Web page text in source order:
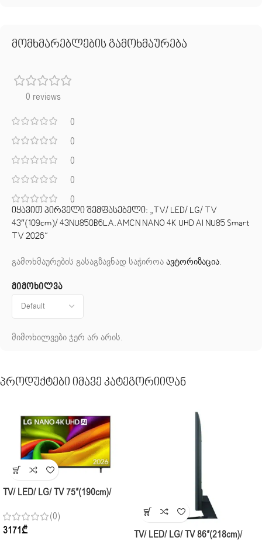
მომხმარებლების გამოხმაურება
0 reviews
0
0
0
0
0
მიმოხილვა
მიმოხილვები ჯერ არ არის.
იყავით პირველი შემფასებელი: „TV/ LED/ LG/ TV
43″(109cm)/ 43NU850B6LA.AMCN NANO 4K UHD AI NU85 Smart
TV 2026“
გამოხმაურების გასაგზავნად საჭიროაავტორიზაცია.
Პროდუქტები Იმავე Კატეგორიიდან
TV/ LED/ LG/ TV 75″(190cm)/
UHD AI NU85 Smart TV 2026
(0)
3171₾
TV/ LED/ LG/ TV 86″(218cm)/